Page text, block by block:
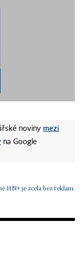
noviny mezi
na Google
HN+ je zcela bez reklam.